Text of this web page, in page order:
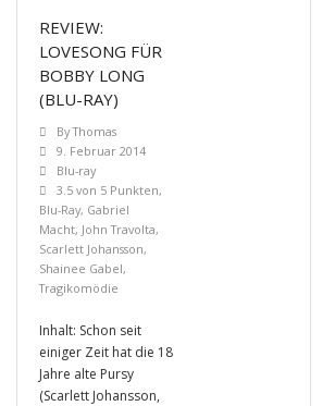
REVIEW:
LOVESONG FÜR
BOBBY LONG
(BLU-RAY)
ByThomas
9. Februar 2014
Blu-ray
3.5 von 5 Punkten,
Blu-Ray, Gabriel
Macht, John Travolta,
Scarlett Johansson,
Shainee Gabel,
Tragikomödie
Inhalt: Schon seit
einiger Zeit hat die 18
Jahre alte Pursy
(Scarlett Johansson,